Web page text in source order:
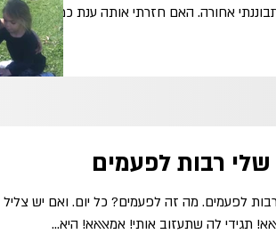
אחורה. האם חזרתי אותה ענת כמו...
שלי רבות לפעמים
לפעמים. מה זה לפעמים? כל יום. ואם יש
תגידי לה שתעזוב אותי! אמאאאא! היא...